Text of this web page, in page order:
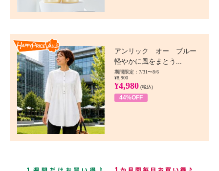
アンリック オー ブルー
軽やかに風をまとう...
期間限定：7/31〜8/6
¥8,900
¥4,980 (税込)
44%OFF